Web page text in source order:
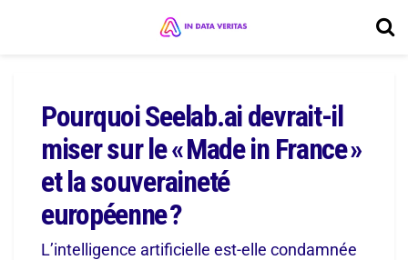
Pourquoi Seelab.ai devrait-il
miser sur le « Made in France »
et la souveraineté
européenne ?
L’intelligence artificielle est-elle condamnée